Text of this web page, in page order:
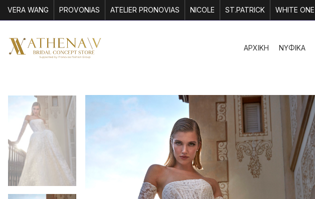
VERA WANG PROVONIAS ATELIER PRONOVIAS NICOLE ST.PATRICK WHITE ONE
ΑΡΧΙΚΗ ΝΥΦΙΚΑ